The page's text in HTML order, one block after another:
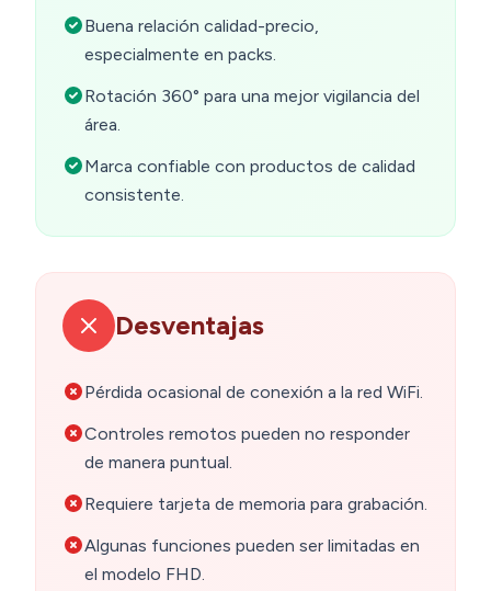
Buena relación calidad-precio,
especialmente en packs.
Rotación 360° para una mejor vigilancia del
área.
Marca confiable con productos de calidad
consistente.
Desventajas
Pérdida ocasional de conexión a la red WiFi.
Controles remotos pueden no responder
de manera puntual.
Requiere tarjeta de memoria para grabación.
Algunas funciones pueden ser limitadas en
el modelo FHD.